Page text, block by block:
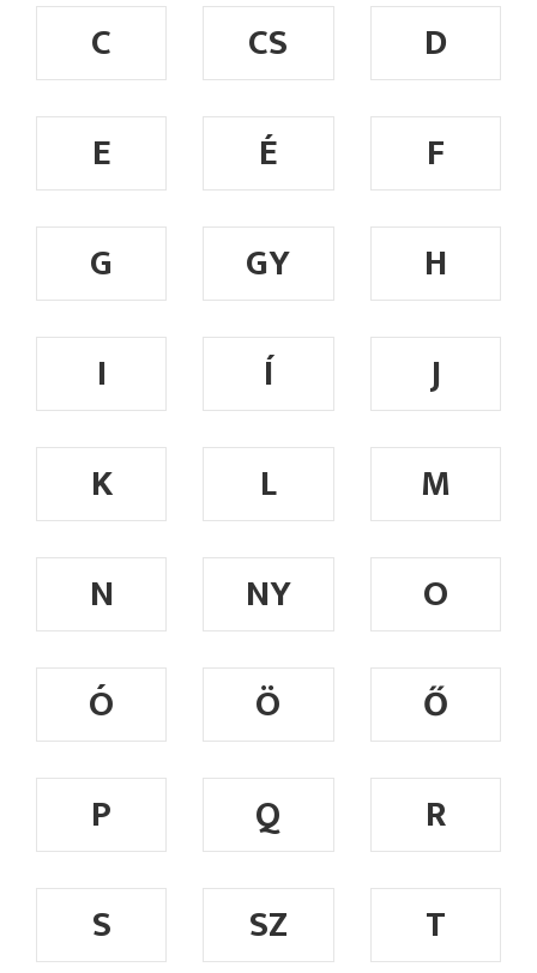
C
CS
D
E
É
F
G
GY
H
I
Í
J
K
L
M
N
NY
O
Ó
Ö
Ő
P
Q
R
S
SZ T